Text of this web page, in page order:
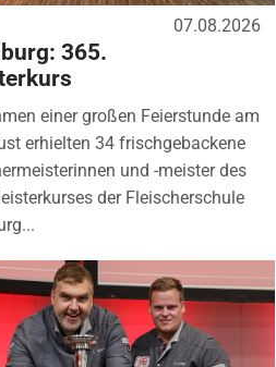
07.08.2026
365.
einer großen Feierstunde am
erhielten 34 frischgebackene
und -meister des
der Fleischerschule